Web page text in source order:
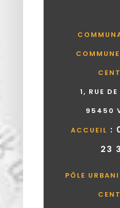
1, RUE DE
95450
ACCUEIL :
23
PÔLE